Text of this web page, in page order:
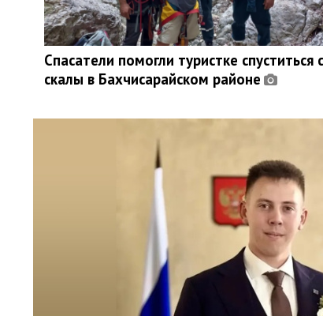
Спасатели помогли туристке спуститься
скалы в Бахчисарайском районе